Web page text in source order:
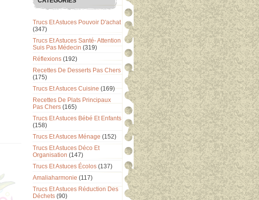
Trucs Et Astuces Pouvoir D'achat
(347)
Trucs Et Astuces Santé- Attention
Suis Pas Médecin (319)
Réflexions (192)
Recettes De Desserts Pas Chers
(175)
Trucs Et Astuces Cuisine (169)
Recettes De Plats Principaux
Pas Chers (165)
Trucs Et Astuces Bébé Et Enfants
(158)
Trucs Et Astuces Ménage (152)
Trucs Et Astuces Déco Et
Organisation (147)
Trucs Et Astuces Écolos (137)
Amaliaharmonie (117)
Trucs Et Astuces Réduction Des
Déchets (90)